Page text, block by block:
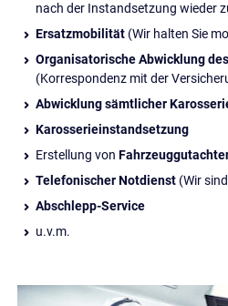
nach der Instandsetzung wieder
Ersatzmobilität(Wir halten Sie
Organisatorische Abwicklung
(Korrespondenz mit der
Abwicklung sämtlicher
Karosserieinstandsetzung
Erstellung von
Telefonischer Notdienst(Wir
Abschlepp-Service
u.v.m.